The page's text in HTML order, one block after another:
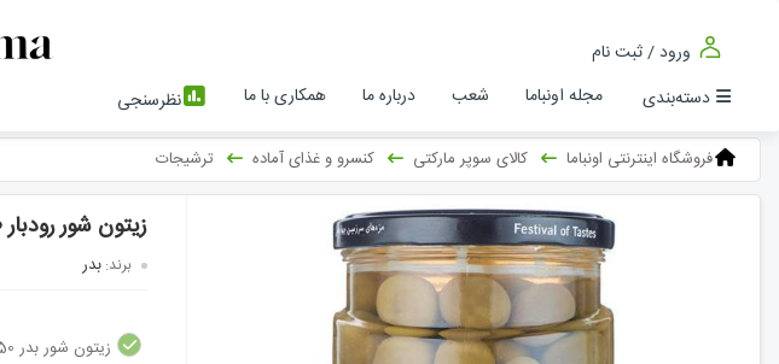
ورود / ثبت نام
دسته‌بندی
مجله اونباما شعب درباره ما همکاری با ما نظرسنجی
فروشگاه اینترنتی اونباما کالای سوپر مارکتی کنسرو و غذای آماده ترشیجات
زیتون شور رودبار 650 گرم
برند:بدر
زیتون شور بدر 650 گرم